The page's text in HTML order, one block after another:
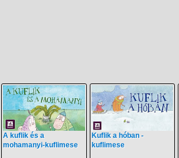
A kuflik és a
mohamanyi-kuflimese
Kuflik a hóban -
kuflimese